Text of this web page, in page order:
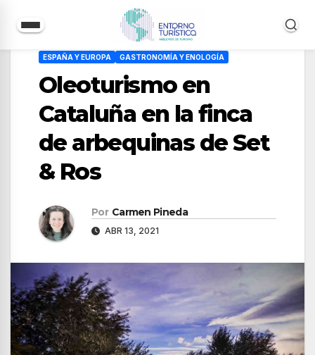
contenido
ESPAÑA Y EUROPA GASTRONOMÍA Y ENOLOGÍA
Oleoturismo en
Cataluña en la finca
de arbequinas de Set
& Ros
Por Carmen Pineda
ABR 13, 2021